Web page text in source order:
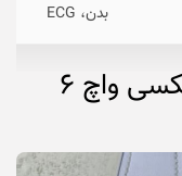
بدن، ECG
طراحی و کیفیت ساخت گلکسی واچ ۶